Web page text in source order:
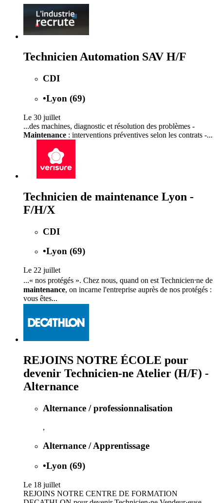
Technicien Automation SAV H/F
CDI
•Lyon (69)
Le 30 juillet
...des machines, diagnostic et résolution des problèmes -
Maintenance : interventions préventives selon les contrats -...
Technicien de maintenance Lyon -
F/H/X
CDI
•Lyon (69)
Le 22 juillet
...« nos protégés ». Chez nous, quand on est Technicien⸱ne de
maintenance, on incarne l'entreprise auprès de nos protégés :
vous êtes...
REJOINS NOTRE ÉCOLE pour
devenir Technicien-ne Atelier (H/F) -
Alternance
Alternance / professionnalisation
,
Alternance / Apprentissage
•Lyon (69)
Le 18 juillet
REJOINS NOTRE CENTRE DE FORMATION